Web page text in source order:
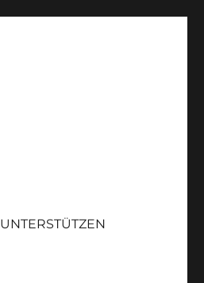
UNTERSTÜTZEN